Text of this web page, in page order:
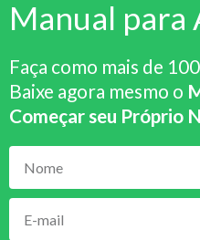
Manual para
Faça como mais de
Baixe agora mesmo o
Começar seu Próprio